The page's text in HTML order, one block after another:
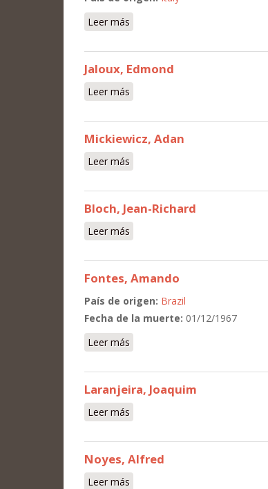
Leer más
Jaloux, Edmond
Leer más
Mickiewicz, Adan
Leer más
Bloch, Jean-Richard
Leer más
Fontes, Amando
País de origen: Brazil
Fecha de la muerte: 01/12/1967
Leer más
Laranjeira, Joaquim
Leer más
Noyes, Alfred
Leer más